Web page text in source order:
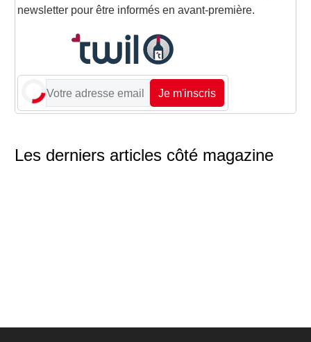
newsletter pour être informés en avant-première.
Je m'inscris
Les derniers articles côté magazine